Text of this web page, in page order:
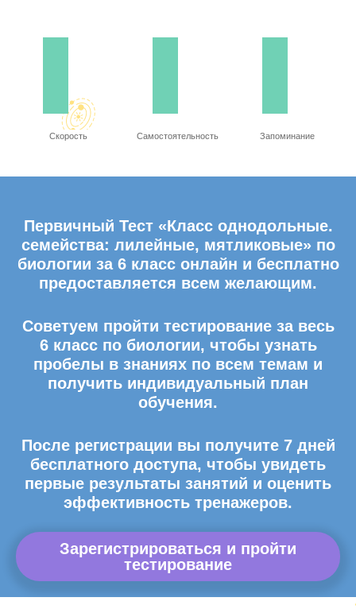
Скорость Самостоятельность Запоминание
Первичный Тест «Класс однодольные.
семейства: лилейные, мятликовые» по
биологии за 6 класс онлайн и бесплатно
предоставляется всем желающим.
Советуем пройти тестирование за весь
6 класс по биологии, чтобы узнать
пробелы в знаниях по всем темам и
получить индивидуальный план
обучения.
После регистрации вы получите 7 дней
бесплатного доступа, чтобы увидеть
первые результаты занятий и оценить
эффективность тренажеров.
Зарегистрироваться и пройти
тестирование